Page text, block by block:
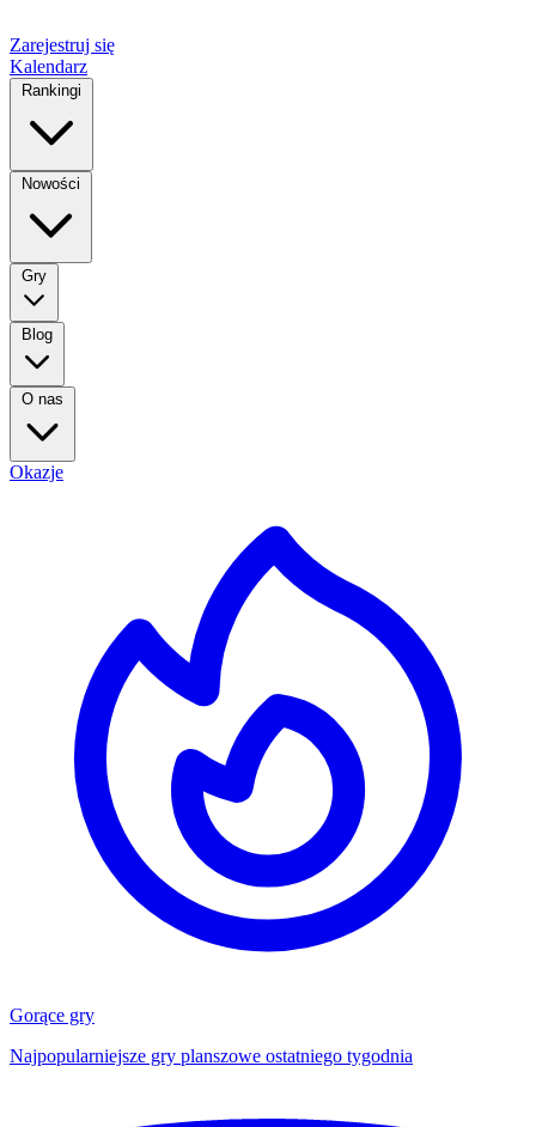
Zarejestruj się
Kalendarz
Rankingi
Nowości
Gry
Blog
O nas
Okazje
Gorące gry
Najpopularniejsze gry planszowe ostatniego tygodnia